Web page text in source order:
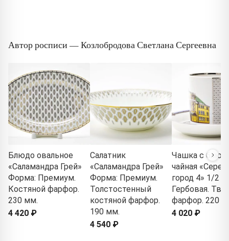
Автор росписи — Козлобродова Светлана Сергеевна
Блюдо овальное
«Саламандра Грей»
Форма: Премиум.
Костяной фарфор.
230 мм.
4 420 ₽
Салатник
«Саламандра Грей»
Форма: Премиум.
Толстостенный
костяной фарфор.
190 мм.
4 540 ₽
Чашка с
чайная
город 4» 1/2
Гербовая.
фарфор. 220
4 020 ₽